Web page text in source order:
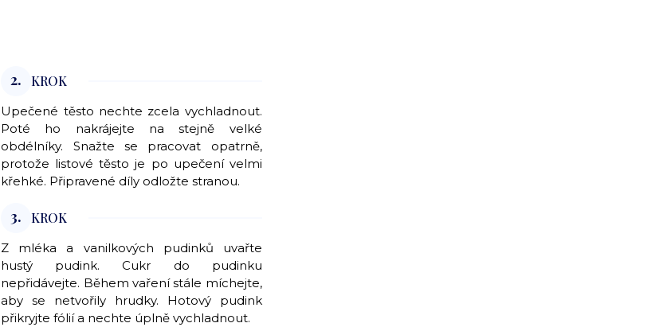
2. KROK
Upečené těsto nechte zcela vychladnout.
Poté ho nakrájejte na stejně velké
obdélníky. Snažte se pracovat opatrně,
protože listové těsto je po upečení velmi
křehké. Připravené díly odložte stranou.
3. KROK
Z mléka a vanilkových pudinků uvařte
hustý pudink. Cukr do pudinku
nepřidávejte. Během vaření stále míchejte,
aby se netvořily hrudky. Hotový pudink
přikryjte fólií a nechte úplně vychladnout.